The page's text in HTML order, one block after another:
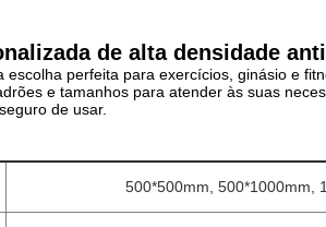
de alta densidade
escolha perfeita para exercícios, ginásio e
e tamanhos para atender às suas
de usar.
500*500mm, 500*1000mm,